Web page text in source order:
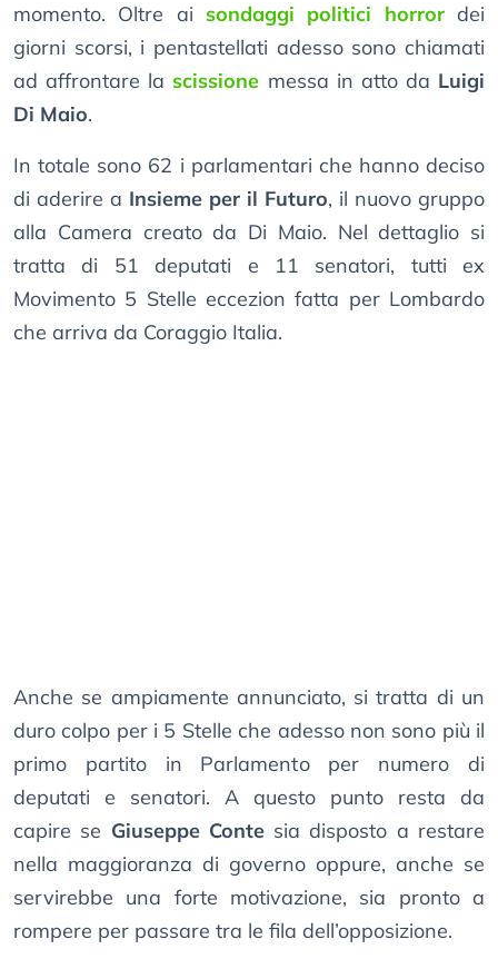
momento. Oltre ai sondaggi politici horrordei
giorni scorsi, i pentastellati adesso sono chiamati
ad affrontare la scissione messa in atto da Luigi
Di Maio.
In totale sono 62 i parlamentari che hanno deciso
di aderire a Insieme per il Futuro, il nuovo gruppo
alla Camera creato da Di Maio. Nel dettaglio si
tratta di 51 deputati e 11 senatori, tutti ex
Movimento 5 Stelle eccezion fatta per Lombardo
che arriva da Coraggio Italia.
Anche se ampiamente annunciato, si tratta di un
duro colpo per i 5 Stelle che adesso non sono più il
primo partito in Parlamento per numero di
deputati e senatori. A questo punto resta da
capire se Giuseppe Contesia disposto a restare
nella maggioranza di governo oppure, anche se
servirebbe una forte motivazione, sia pronto a
rompere per passare tra le fila dell’opposizione.